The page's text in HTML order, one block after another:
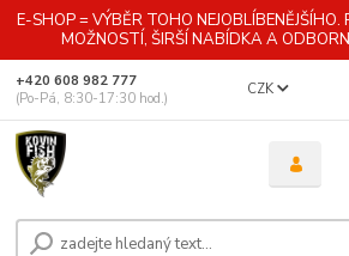
E-SHOP = VÝBĚR TOHO NEJOBLÍBENĚJŠÍHO.
MOŽNOSTÍ, ŠIRŠÍ NABÍDKA A
CZK
+420 608 982 777
(Po-Pá, 8:30-17:30 hod.)